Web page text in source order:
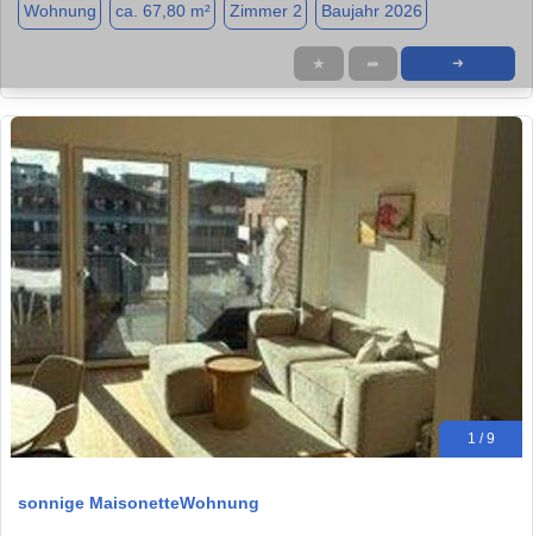
Wohnung ca. 67,80 m² Zimmer 2 Baujahr 2026
★ ➦ ➜
1 / 9
sonnige MaisonetteWohnung